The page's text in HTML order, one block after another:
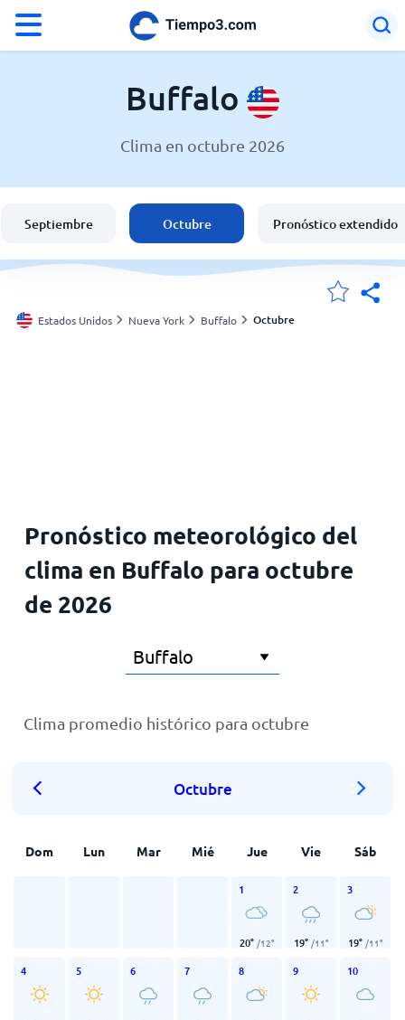
El clima en Buffalo
España
Argentina
Buffalo
Clima en octubre 2026
Septiembre Octubre Pronóstico extendido
Estados Unidos Nueva York Buffalo Octubre
Pronóstico meteorológico del
clima en Buffalo para octubre
de 2026
Clima promedio histórico para octubre
Octubre
Dom Lun Mar Mié Jue Vie Sáb
1
20° /12°
2
19° /11°
3
19° /11°
4 5 6 7 8 9 10